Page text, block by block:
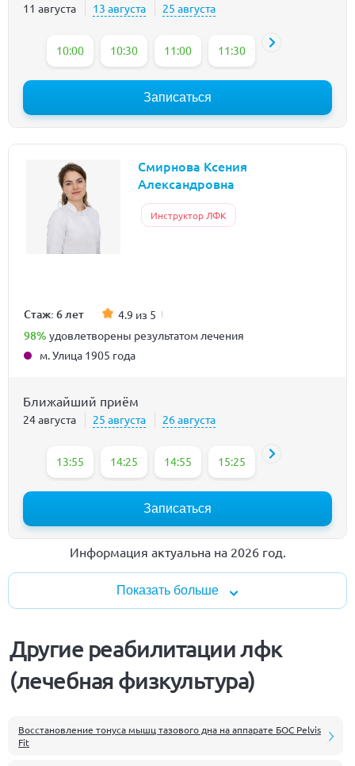
11 августа 13 августа 25 августа
10:00 10:30 11:00 11:30 12:00
Записаться
Смирнова Ксения
Александровна
Инструктор ЛФК
Стаж: 6 лет 4.9 из 5
98% удовлетворены результатом лечения
м. Улица 1905 года
Ближайший приём
24 августа 25 августа 26 августа
13:55 14:25 14:55 15:25 15:55
Записаться
Информация актуальна на 2026 год.
Показать больше
Другие реабилитации лфк
(лечебная физкультура)
Восстановление тонуса мышц тазового дна на аппарате БОС Pelvis
Fit